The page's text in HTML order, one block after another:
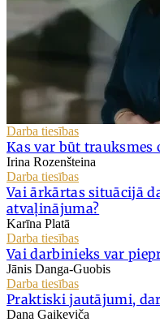
Darba tiesības
Kas var būt trauksmes
Irina Rozenšteina
Darba tiesības
Vai ārkārtas situācijā
atvaļinājuma?
Karīna Platā
Darba tiesības
Vai darbinieks var
Jānis Danga-Guobis
Darba tiesības
Praktiski jautājumi,
Dana Gaikeviča